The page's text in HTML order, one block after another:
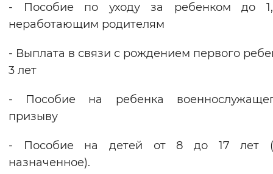
- Пособие по уходу за ребенком до
неработающим родителям
- Выплата в связи с рождением первого
3 лет
- Пособие на ребенка
призыву
- Пособие на детей от 8 до 17 лет
назначенное).